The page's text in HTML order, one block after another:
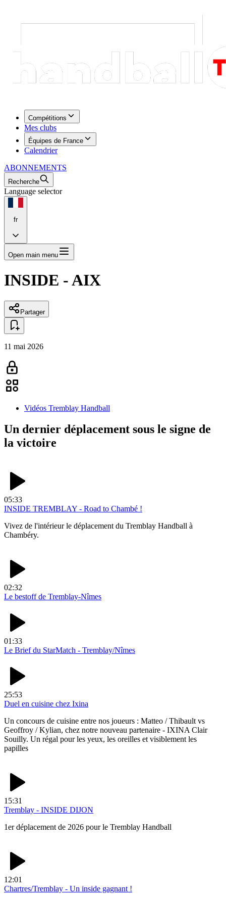
Compétitions
Mes clubs
Équipes de France
Calendrier
ABONNEMENTS
Recherche
Language selector
fr
Open main menu
INSIDE - AIX
Partager
11 mai 2026
Vidéos Tremblay Handball
Un dernier déplacement sous le signe de
la victoire
05:33
INSIDE TREMBLAY - Road to Chambé !
Vivez de l'intérieur le déplacement du Tremblay Handball à
Chambéry.
02:32
Le bestoff de Tremblay-Nîmes
01:33
Le Brief du StarMatch - Tremblay/Nîmes
25:53
Duel en cuisine chez Ixina
Un concours de cuisine entre nos joueurs : Matteo / Thibault vs
Geoffroy / Kylian, chez notre nouveau partenaire - IXINA Clair
Souilly. Un régal pour les yeux, les oreilles et visiblement les
papilles
15:31
Tremblay - INSIDE DIJON
1er déplacement de 2026 pour le Tremblay Handball
12:01
Chartres/Tremblay - Un inside gagnant !